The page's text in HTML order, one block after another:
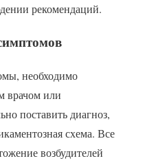
рекомендаций.
необходимо
врачом или
поставить диагноз,
схема. Все
возбудителей